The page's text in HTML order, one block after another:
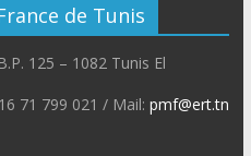
de Tunis
125 – 1082 Tunis El
71 799 021 / Mail: pmf@ert.tn